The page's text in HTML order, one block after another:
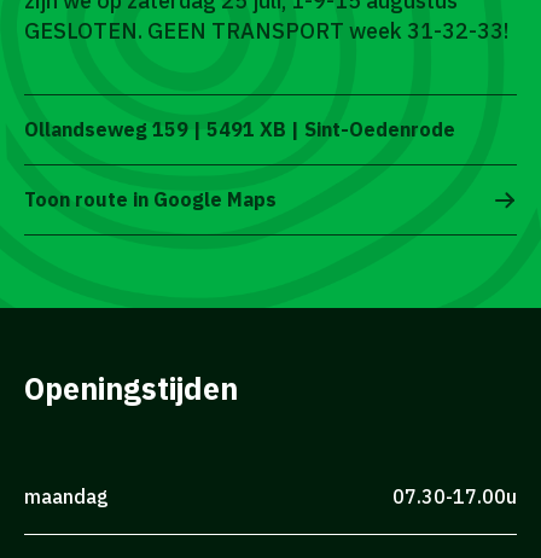
GESLOTEN. GEEN TRANSPORT week 31-32-33!
Ollandseweg 159 | 5491 XB | Sint-Oedenrode
Toon route in Google Maps
Openingstijden
maandag 07.30-17.00u